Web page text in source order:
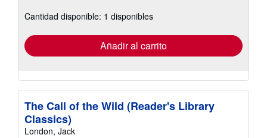
las
tarifas
envío
Cantidad disponible: 1 disponibles
Añadir al carrito
The Call of the Wild (Reader's Library
Classics)
London, Jack